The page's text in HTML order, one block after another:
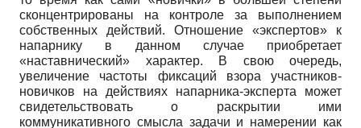
сконцентрированы на контроле за выполнением
собственных действий. Отношение «экспертов» к
напарнику в данном случае приобретает
«наставнический» характер. В свою очередь,
увеличение частоты фиксаций взора участников-
новичков на действиях напарника-эксперта может
свидетельствовать о раскрытии ими
коммуникативного смысла задачи и намерении как